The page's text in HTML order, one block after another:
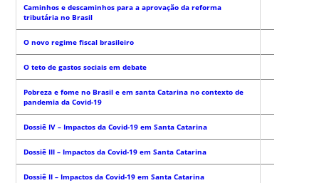
Caminhos e descaminhos para a aprovação da reforma
tributária no Brasil
O novo regime fiscal brasileiro
O teto de gastos sociais em debate
Pobreza e fome no Brasil e em santa Catarina no contexto de
pandemia da Covid-19
Dossiê IV – Impactos da Covid-19 em Santa Catarina
Dossiê III – Impactos da Covid-19 em Santa Catarina
Dossiê II – Impactos da Covid-19 em Santa Catarina